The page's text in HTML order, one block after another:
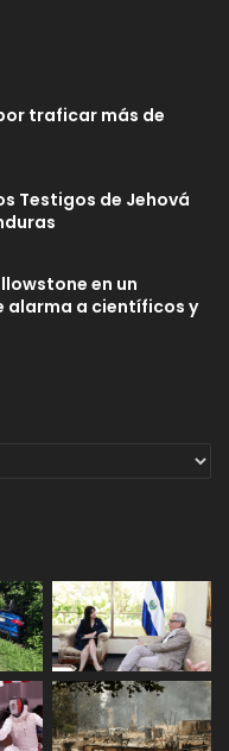
traficar más de
Testigos de Jehová
en un
alarma a científicos y